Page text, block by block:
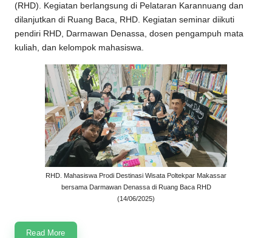
(RHD). Kegiatan berlangsung di Pelataran Karannuang dan
dilanjutkan di Ruang Baca, RHD. Kegiatan seminar diikuti
pendiri RHD, Darmawan Denassa , dosen pengampuh mata
kuliah, dan kelompok mahasiswa.
RHD. Mahasiswa Prodi Destinasi Wisata Poltekpar Makassar
bersama Darmawan Denassa di Ruang Baca RHD
(14/06/2025)
Read More